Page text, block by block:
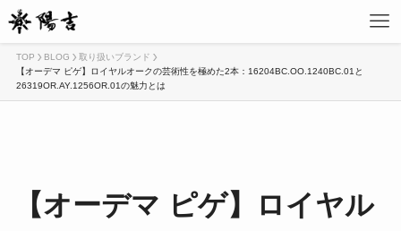
TOP BLOG
取り扱いブランド
【オーデマ ピゲ】ロイヤルオークの芸術性を極めた2本：16204BC.OO.1240BC.01と
26319OR.AY.1256OR.01の魅力とは
【オーデマ ピゲ】ロイヤル